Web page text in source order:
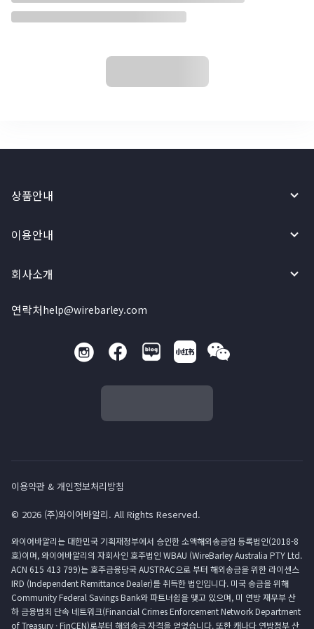
상품안내
이용안내
회사소개
연락처help@wirebarley.com
이용약관 & 개인정보처리방침
© 2026 (주)와이어바알리. All Rights Reserved.
와이어바알리는 대한민국 기획재정부에서 승인한 소액해외송금업 등록법인(2018-8
호)이며, 와이어바알리의 자회사인 호주법인 WBAU (WireBarley Australia PTY Ltd.
ACN 615 413 799)는 호주금융당국 AUSTRAC으로 부터 해외송금을 위한 라이센스
IRD (Independent Remittance Dealer)를 취득한 법인입니다. 미국 송금을 위해
Community Federal Savings Bank와 파트너쉽을 맺고 있으며, 미 연방 재무부 산
하 금융범죄 단속 네트워크(Financial Crimes Enforcement Network Department
of Treasury · FinCEN)로부터 해외송금 자격을 얻었습니다. 또한 캐나다 연방정부 산